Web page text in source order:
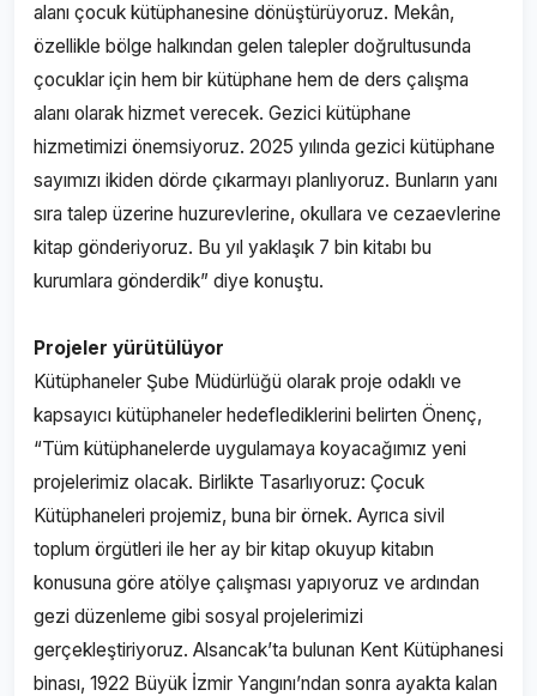
alanı çocuk kütüphanesine dönüştürüyoruz. Mekân,
özellikle bölge halkından gelen talepler doğrultusunda
çocuklar için hem bir kütüphane hem de ders çalışma
alanı olarak hizmet verecek. Gezici kütüphane
hizmetimizi önemsiyoruz. 2025 yılında gezici kütüphane
sayımızı ikiden dörde çıkarmayı planlıyoruz. Bunların yanı
sıra talep üzerine huzurevlerine, okullara ve cezaevlerine
kitap gönderiyoruz. Bu yıl yaklaşık 7 bin kitabı bu
kurumlara gönderdik” diye konuştu.
Projeler yürütülüyor
Kütüphaneler Şube Müdürlüğü olarak proje odaklı ve
kapsayıcı kütüphaneler hedeflediklerini belirten Önenç,
“Tüm kütüphanelerde uygulamaya koyacağımız yeni
projelerimiz olacak. Birlikte Tasarlıyoruz: Çocuk
Kütüphaneleri projemiz, buna bir örnek. Ayrıca sivil
toplum örgütleri ile her ay bir kitap okuyup kitabın
konusuna göre atölye çalışması yapıyoruz ve ardından
gezi düzenleme gibi sosyal projelerimizi
gerçekleştiriyoruz. Alsancak’ta bulunan Kent Kütüphanesi
binası, 1922 Büyük İzmir Yangını’ndan sonra ayakta kalan